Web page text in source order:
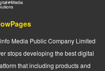
Media Public Company Limited
stops developing the best digital
that including products and